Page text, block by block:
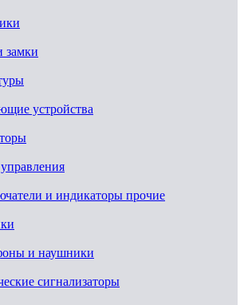
замки
устройства
и индикаторы прочие
и наушники
сигнализаторы